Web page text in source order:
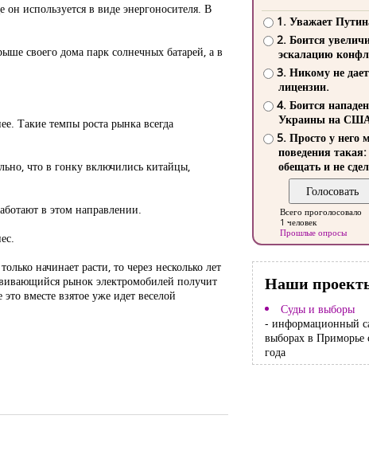
он используется в виде энергоносителя. В
своего дома парк солнечных батарей, а в
Такие темпы роста рынка всегда
что в гонку включились китайцы,
в этом направлении.
начинает расти, то через несколько лет
рынок электромобилей получит
вместе взятое уже идет веселой
1. Уважает
2. Боится
эскалацию
3. Никому не
лицензии.
4. Боится
Украины на
5. Просто у него
поведения такая:
обещать и не
Всего проголосовало
1 человек
Прошлые опросы
Наши
Суды и выборы
- информационный
выборах в Приморье
года